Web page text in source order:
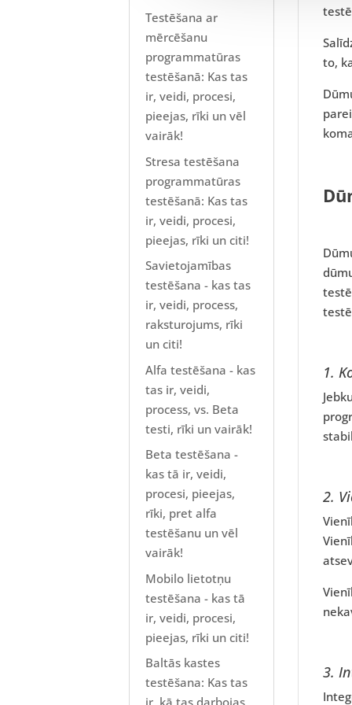
to,
1.
2.
3.
Testēšana ar
mērcēšanu
programmatūras
testēšanā: Kas tas
ir, veidi, procesi,
pieejas, rīki un vēl
vairāk!
Stresa testēšana
programmatūras
testēšanā: Kas tas
ir, veidi, procesi,
pieejas, rīki un citi!
Savietojamības
testēšana - kas tas
ir, veidi, process,
raksturojums, rīki
un citi!
Alfa testēšana - kas
tas ir, veidi,
process, vs. Beta
testi, rīki un vairāk!
Beta testēšana -
kas tā ir, veidi,
procesi, pieejas,
rīki, pret alfa
testēšanu un vēl
vairāk!
Mobilo lietotņu
testēšana - kas tā
ir, veidi, procesi,
pieejas, rīki un citi!
Baltās kastes
testēšana: Kas tas
ir, kā tas darbojas,